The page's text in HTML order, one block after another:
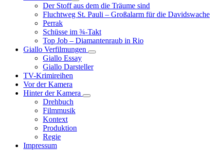
Unternavigation
von
Weitere
Der Stoff aus dem die Träume sind
Fluchtweg St. Pauli – Großalarm für die Davidswache
Perrak
Schüsse im ¾-Takt
Top Job – Diamantenraub in Rio
Giallo Verfilmungen
Unternavigation
Giallo
Giallo Essay
Giallo Darsteller
TV-Krimireihen
Vor der Kamera
Hinter der Kamera
Unternavigation
Drehbuch
Filmmusik
Kontext
Produktion
Regie
Impressum